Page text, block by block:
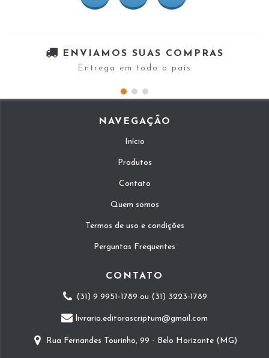
ENVIAMOS SUAS COMPRAS
Entrega em todo o país
NAVEGAÇÃO
Início
Produtos
Contato
Quem somos
Termos de uso e condições
Perguntas Frequentes
CONTATO
(31) 9 9951-1789 ou (31) 3223-1789
livraria.editorascriptum@gmail.com
Rua Fernandes Tourinho, 99 - Belo Horizonte (MG)